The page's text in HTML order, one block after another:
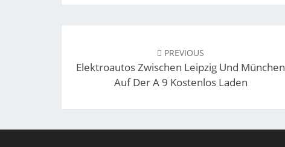
Post
PREVIOUS
Elektroautos Zwischen Leipzig Und München
Auf Der A 9 Kostenlos Laden